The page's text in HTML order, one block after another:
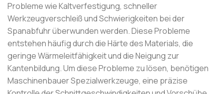
Probleme wie Kaltverfestigung, schneller
Werkzeugverschleiß und Schwierigkeiten bei der
Spanabfuhr überwunden werden. Diese Probleme
entstehen häufig durch die Härte des Materials, die
geringe Wärmeleitfähigkeit und die Neigung zur
Kantenbildung. Um diese Probleme zu lösen, benötigen
Maschinenbauer Spezialwerkzeuge, eine präzise